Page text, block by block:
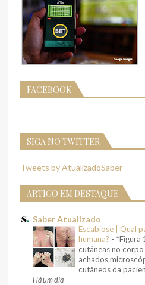
FACEBOOK
SIGA NO TWITTER
Tweets by AtualizadoSaber
ARTIGO EM DESTAQUE
Saber Atualizado
Escabiose | Qual
humana? - *Figura
cutâneas no
achados
cutâneos da
Há um dia